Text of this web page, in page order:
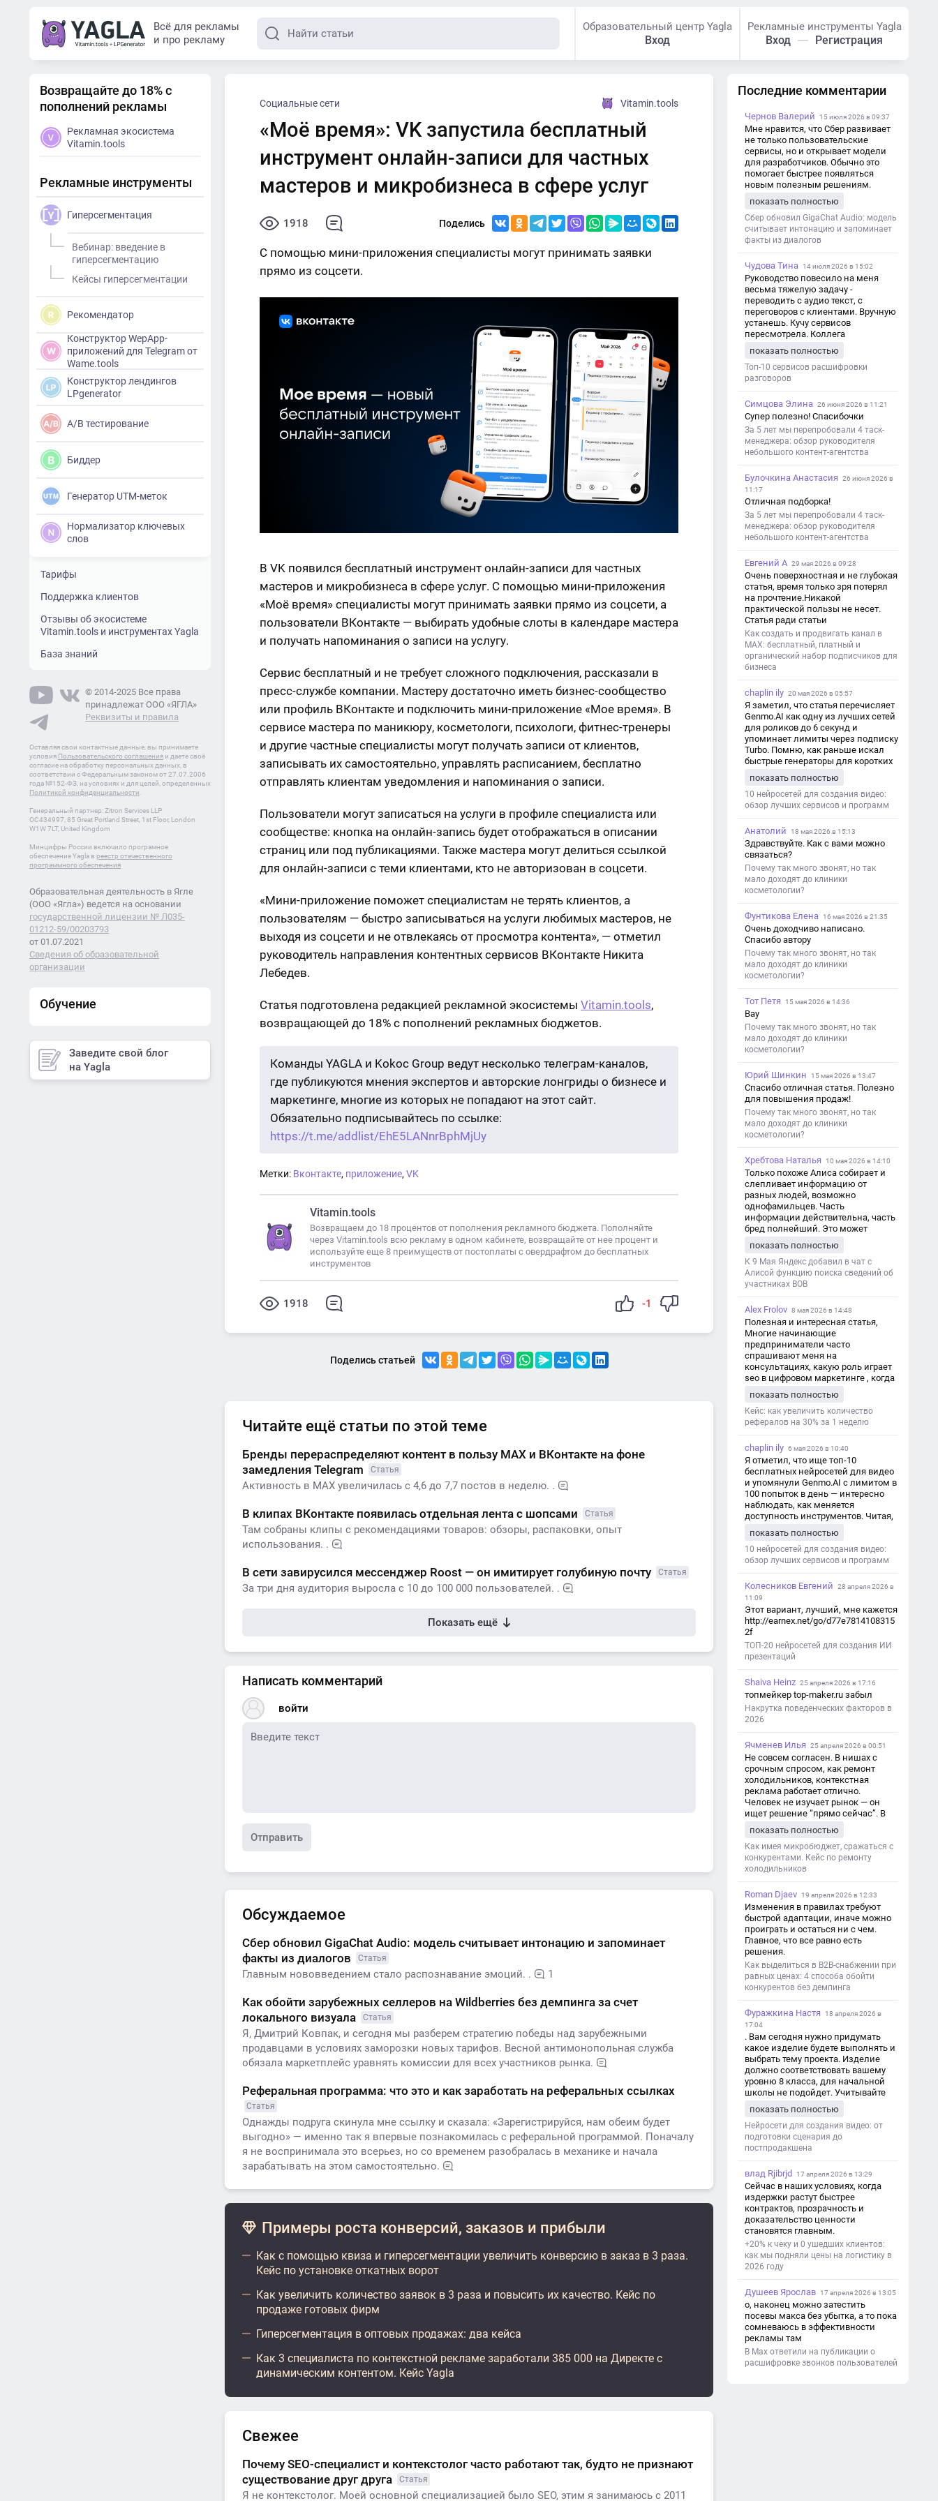
Всё для рекламы
и про рекламу
Образовательный центр Yagla
Вход
Рекламные инструменты Yagla
Вход Регистрация
Социальные сети Vitamin.tools
«Моё время»: VK запустила бесплатный
инструмент онлайн-записи для частных
мастеров и микробизнеса в сфере услуг
1918 Поделись
С помощью мини-приложения специалисты могут принимать заявки
прямо из соцсети.
В VK появился бесплатный инструмент онлайн-записи для частных
мастеров и микробизнеса в сфере услуг. С помощью мини-приложения
«Моё время» специалисты могут принимать заявки прямо из соцсети, а
пользователи ВКонтакте — выбирать удобные слоты в календаре мастера
и получать напоминания о записи на услугу.
Сервис бесплатный и не требует сложного подключения, рассказали в
пресс-службе компании. Мастеру достаточно иметь бизнес-сообщество
или профиль ВКонтакте и подключить мини-приложение «Мое время». В
сервисе мастера по маникюру, косметологи, психологи, фитнес-тренеры
и другие частные специалисты могут получать записи от клиентов,
записывать их самостоятельно, управлять расписанием, бесплатно
отправлять клиентам уведомления и напоминания о записи.
Пользователи могут записаться на услуги в профиле специалиста или
сообществе: кнопка на онлайн-запись будет отображаться в описании
страниц или под публикациями. Также мастера могут делиться ссылкой
для онлайн-записи с теми клиентами, кто не авторизован в соцсети.
«Мини-приложение поможет специалистам не терять клиентов, а
пользователям — быстро записываться на услуги любимых мастеров, не
выходя из соцсети и не отвлекаясь от просмотра контента», — отметил
руководитель направления контентных сервисов ВКонтакте Никита
Лебедев.
Статья подготовлена редакцией рекламной экосистемы Vitamin.tools,
возвращающей до 18% с пополнений рекламных бюджетов.
Команды YAGLA и Kokoc Group ведут несколько телеграм-каналов,
где публикуются мнения экспертов и авторские лонгриды о бизнесе и
маркетинге, многие из которых не попадают на этот сайт.
Обязательно подписывайтесь по ссылке:
https://t.me/addlist/EhE5LANnrBphMjUy
Метки: Вконтакте, приложение, VK
Vitamin.tools
Возвращаем до 18 процентов от пополнения рекламного бюджета. Пополняйте
через Vitamin.tools всю рекламу в одном кабинете, возвращайте от нее процент и
используйте еще 8 преимуществ от постоплаты с овердрафтом до бесплатных
инструментов
1918 -1
Поделись статьей
Читайте ещё статьи по этой теме
Бренды перераспределяют контент в пользу МАХ и ВКонтакте на фоне
замедления Telegram
Статья
Активность в МАХ увеличилась с 4,6 до 7,7 постов в неделю. .
В клипах ВКонтакте появилась отдельная лента с шопсами Статья
Там собраны клипы с рекомендациями товаров: обзоры, распаковки, опыт
использования. .
В сети завирусился мессенджер Roost — он имитирует голубиную почту Статья
За три дня аудитория выросла с 10 до 100 000 пользователей. .
Показать ещё
Написать комментарий
войти
Отправить
Обсуждаемое
Сбер обновил GigaChat Audio: модель считывает интонацию и запоминает
факты из диалогов
Статья
Главным нововведением стало распознавание эмоций. . 1
Как обойти зарубежных селлеров на Wildberries без демпинга за счет
локального визуала
Статья
Я, Дмитрий Ковпак, и сегодня мы разберем стратегию победы над зарубежными
продавцами в условиях заморозки новых тарифов. Весной антимонопольная служба
обязала маркетплейс уравнять комиссии для всех участников рынка.
Реферальная программа: что это и как заработать на реферальных ссылках
Статья
Однажды подруга скинула мне ссылку и сказала: «Зарегистрируйся, нам обеим будет
выгодно» — именно так я впервые познакомилась с реферальной программой. Поначалу
я не воспринимала это всерьез, но со временем разобралась в механике и начала
зарабатывать на этом самостоятельно.
Примеры роста конверсий, заказов и прибыли
Как с помощью квиза и гиперсегментации увеличить конверсию в заказ в 3 раза.
Кейс по установке откатных ворот
Как увеличить количество заявок в 3 раза и повысить их качество. Кейс по
продаже готовых фирм
Гиперсегментация в оптовых продажах: два кейса
Как 3 специалиста по контекстной рекламе заработали 385 000 на Директе с
динамическим контентом. Кейс Yagla
Свежее
Почему SEO-специалист и контекстолог часто работают так, будто не признают
существование друг друга
Статья
Я не контекстолог. Моей основной специализацией было SEO, этим я занимаюсь с 2011
Возвращайте до 18% с
пополнений рекламы
Рекламная экосистема
Vitamin.tools
Рекламные инструменты
Гиперсегментация
Вебинар: введение в
гиперсегментацию
Кейсы гиперсегментации
Рекомендатор
Конструктор WepApp-
приложений для Telegram от
Wame.tools
Конструктор лендингов
LPgenerator
A/B тестирование
Биддер
Генератор UTM-меток
Нормализатор ключевых
слов
Тарифы
Поддержка клиентов
Отзывы об экосистеме
Vitamin.tools и инструментах Yagla
База знаний
© 2014-2025 Все права
принадлежат ООО «ЯГЛА»
Реквизиты и правила
Оставляя свои контактные данные, вы принимаете
условия Пользовательского соглашения и даете своё
согласие на обработку персональных данных, в
соответствии с Федеральным законом от 27.07.2006
года №152-ФЗ, на условиях и для целей, определенных
Политикой конфиденциальности
Генеральный партнер: Zitron Services LLP
OC434997, 85 Great Portland Street, 1st Floor, London
W1W 7LT, United Kingdom
Минцифры России включило програмное
обеспечение Yagla в реестр отечественного
программного обеспечения
Образовательная деятельность в Ягле
(ООО «Ягла») ведется на основании
государственной лицензии № Л035-
01212-59/00203793
от 01.07.2021
Сведения об образовательной
организации
Обучение
Заведите свой блог
на Yagla
Последние комментарии
Чернов Валерий 15 июля 2026 в 09:37
Мне нравится, что Сбер развивает
не только пользовательские
сервисы, но и открывает модели
для разработчиков. Обычно это
помогает быстрее появляться
новым полезным решениям.
показать полностью
Сбер обновил GigaChat Audio: модель
считывает интонацию и запоминает
факты из диалогов
Чудова Тина 14 июля 2026 в 15:02
Руководство повесило на меня
весьма тяжелую задачу -
переводить с аудио текст, с
переговоров с клиентами. Вручную
устанешь. Кучу сервисов
пересмотрела. Коллега
хорошо переводит. Мало
редактировать по итогу. Советую.
показать полностью
Топ-10 сервисов расшифровки
разговоров
Симцова Элина 26 июня 2026 в 11:21
Супер полезно! Спасибочки
За 5 лет мы перепробовали 4 таск-
менеджера: обзор руководителя
небольшого контент-агентства
Булочкина Анастасия
26 июня 2026 в
11:17
Отличная подборка!
За 5 лет мы перепробовали 4 таск-
менеджера: обзор руководителя
небольшого контент-агентства
Евгений А 29 мая 2026 в 09:28
Очень поверхностная и не глубокая
статья, время только зря потерял
на прочтение.Никакой
практической пользы не несет.
Статья ради статьи
Как создать и продвигать канал в
MAX: бесплатный, платный и
органический набор подписчиков для
бизнеса
chaplin ily 20 мая 2026 в 05:57
Я заметил, что статья перечисляет
Genmo.AI как одну из лучших сетей
для роликов до 6 секунд и
упоминает лимиты через подписку
Turbo. Помню, как раньше искал
быстрые генераторы для коротких
такой обзор именно с акцентом на
ограничения и подпись. Image V2
показать полностью
10 нейросетей для создания видео:
обзор лучших сервисов и программ
Анатолий 18 мая 2026 в 15:13
Здравствуйте. Как с вами можно
связаться?
Почему так много звонят, но так
мало доходят до клиники
косметологии?
Фунтикова Елена 16 мая 2026 в 21:35
Очень доходчиво написано.
Спасибо автору
Почему так много звонят, но так
мало доходят до клиники
косметологии?
Тот Петя 15 мая 2026 в 14:36
Вау
Почему так много звонят, но так
мало доходят до клиники
косметологии?
Юрий Шинкин 15 мая 2026 в 13:47
Спасибо отличная статья. Полезно
для повышения продаж!
Почему так много звонят, но так
мало доходят до клиники
косметологии?
Хребтова Наталья 10 мая 2026 в 14:10
Только похоже Алиса собирает и
слепливает информацию от
разных людей, возможно
однофамильцев. Часть
информации действительна, часть
бред полнейший. Это может
дезинформации
показать полностью
К 9 Мая Яндекс добавил в чат с
Алисой функцию поиска сведений об
участниках ВОВ
Alex Frolov 8 мая 2026 в 14:48
Полезная и интересная статья,
Многие начинающие
предприниматели часто
спрашивают меня на
консультациях, какую роль играет
seo в цифровом маркетинге , когда
обсуждаем их проект:
https://aseotop.com/kakuyu-rol-igraet-
seo-v-czifrovom-marketinge/
показать полностью
Кейс: как увеличить количество
рефералов на 30% за 1 неделю
chaplin ily 6 мая 2026 в 10:40
Я отметил, что ище топ-10
бесплатных нейросетей для видео
и упомянули Genmo.AI с лимитом в
100 попыток в день — интересно
наблюдать, как меняется
доступность инструментов. Читая,
с короткими клипами в телеграм-
каналах YAGLA и Kokoc Group. Flux 2
показать полностью
10 нейросетей для создания видео:
обзор лучших сервисов и программ
Колесников Евгений
28 апреля 2026 в
11:09
Этот вариант, лучший, мне кажется
http://earnex.net/go/d77e7814108315
2f
ТОП-20 нейросетей для создания ИИ
презентаций
Shaiva Heinz 25 апреля 2026 в 17:16
топмейкер top-maker.ru забыл
Накрутка поведенческих факторов в
2026
Ячменев Илья 25 апреля 2026 в 00:51
Не совсем согласен. В нишах с
срочным спросом, как ремонт
холодильников, контекстная
реклама работает отлично.
Человек не изучает рынок — он
ищет решение “прямо сейчас”. В
и ловит самый горячий трафик,
тогда как SEO в таких задачах
просто не успевает.
показать полностью
Как имея микробюджет, сражаться с
конкурентами. Кейс по ремонту
холодильников
Roman Djaev 19 апреля 2026 в 12:33
Изменения в правилах требуют
быстрой адаптации, иначе можно
проиграть и остаться ни с чем.
Главное, что все равно есть
решения.
Как выделиться в B2B-снабжении при
равных ценах: 4 способа обойти
конкурентов без демпинга
Фуражкина Настя
18 апреля 2026 в
17:04
. Вам сегодня нужно придумать
какое изделие будете выполнять и
выбрать тему проекта. Изделие
должно соответствовать вашему
уровню 8 класса, для начальной
школы не подойдет. Учитывайте
уровня работы. Структура проекта 1.
Титульный лист - Название школы.
- Тип работы: «Проектная работа». -
Тема проекта. - Кто выполнил:
должность учителя. - Город, год. 2.
Введение - Актуальность темы
(почему это важно). - Цель и
задачи проекта. - Объект и предмет
исследования. - Методы работы. 3.
Основная часть - Теоретическая
основные понятия. - Практическая
глава: что сделано (исследование,
опрос, создание изделия и т. д.). -
Заключение - Краткие выводы по
проекту. - Достигнута ли цель. -
Практическая значимость работы.
5. Список литературы Перечень
использованных книг, статей,
сайтов. 6. Приложения (по
необходимости) Таблицы,
показать полностью
Нейросети для создания видео: от
подготовки сценария до
постпродакшена
влад Rjibrjd 17 апреля 2026 в 13:29
Сейчас в наших условиях, когда
издержки растут быстрее
контрактов, прозрачность и
доказательство ценности
становятся главным.
+20% к чеку и 0 ушедших клиентов:
как мы подняли цены на логистику в
2026 году
Душеев Ярослав 17 апреля 2026 в 13:05
о, наконец можно затестить
посевы макса без убытка, а то пока
сомневаюсь в эффективности
рекламы там
В Max ответили на публикации о
расшифровке звонков пользователей